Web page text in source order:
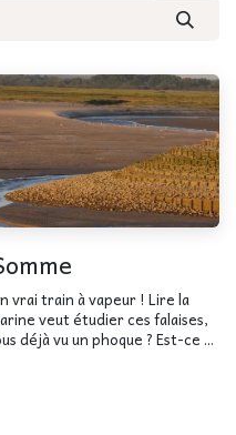
vrai train à vapeur ! Lire la
veut étudier ces falaises,
déjà vu un phoque ? Est-ce ...